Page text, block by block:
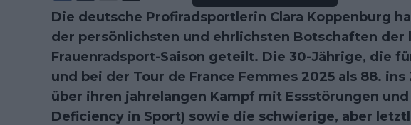
Die deutsche Profiradsportlerin Clara Koppenburg
der persönlichsten und ehrlichsten Botschaften der
Frauenradsport-Saison geteilt. Die 30-Jährige, die
und bei der Tour de France Femmes 2025 als 88.
über ihren jahrelangen Kampf mit Essstörungen und
Deficiency in Sport) sowie die schwierige, aber